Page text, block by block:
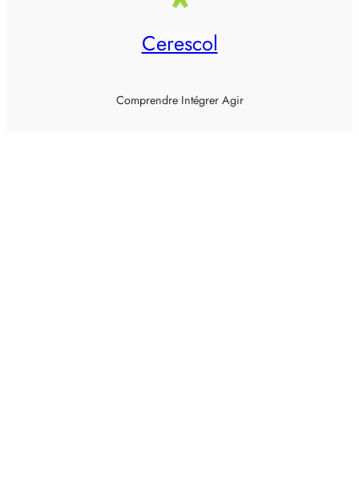
Cerescol
Comprendre Intégrer Agir